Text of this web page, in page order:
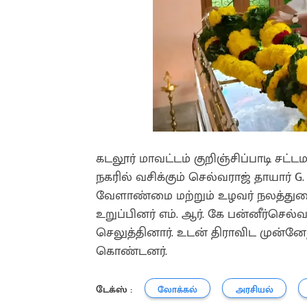
கடலூர் மாவட்டம் குறிஞ்சிப்பாடி
நகரில் வசிக்கும் செல்வராஜ் தாயார்
வேளாண்மை மற்றும் உழவர்
உறுப்பினர் எம். ஆர். கே
செலுத்தினார்‌. உடன் திராவிட
கொண்டனர்.
டேக்ஸ் : லோக்கல் அரசியல்